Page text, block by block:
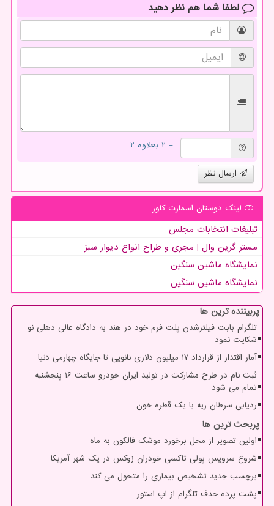
لطفا شما هم نظر دهید
= ۲ بعلاوه ۲
ارسال نظر
لینک دوستان اسمارت كاور
تبلیغات انتخابات مجلس
مستر گرین وال | مجری و طراح انواع دیوار سبز
نمایشگاه ماشین سنگین
نمایشگاه ماشین سنگین
پربیننده ترین ها
تلگرام بابت فیلترشدن پلت فرم خود در هند به دادگاه عالی دهلی نو
شکایت نمود
آمار اقتدار از قرارداد ۱۷ میلیون دلاری نانویی تا جایگاه چهارمی دنیا
ثبت نام در طرح مشارکت در تولید ایران خودرو ساعت ۱۶ پنجشنبه
تمام می شود
ردیابی سرطان ریه با یک قطره خون
پربحث ترین ها
اولین تصویر از محل برخورد موشک فالکون به ماه
شروع سرویس پولی تاکسی خودران زوکس در یک شهر آمریکا
برچسب جدید تشخیص بیماری را متحول می کند
پشت پرده حذف تلگرام از اپ استور